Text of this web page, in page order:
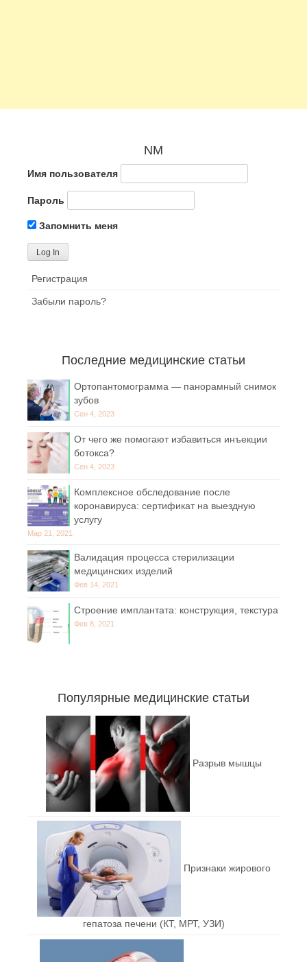
NM
Имя пользователя
Пароль
Запомнить меня
Регистрация
Забыли пароль?
Последние медицинские статьи
Ортопантомограмма — панорамный снимок
зубов
Сен 4, 2023
От чего же помогают избавиться инъекции
ботокса?
Сен 4, 2023
Комплексное обследование после
коронавируса: сертификат на выездную
услугу
Мар 21, 2021
Валидация процесса стерилизации
медицинских изделий
Фев 14, 2021
Строение имплантата: конструкция, текстура
Фев 8, 2021
Популярные медицинские статьи
Разрыв мышцы
Признаки жирового
гепатоза печени (КТ, МРТ, УЗИ)